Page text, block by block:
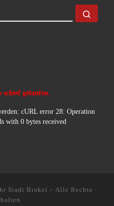
gelaufen.
cURL error 28: Operation
with 0 bytes received
Stadt Brakel – Alle Rechte